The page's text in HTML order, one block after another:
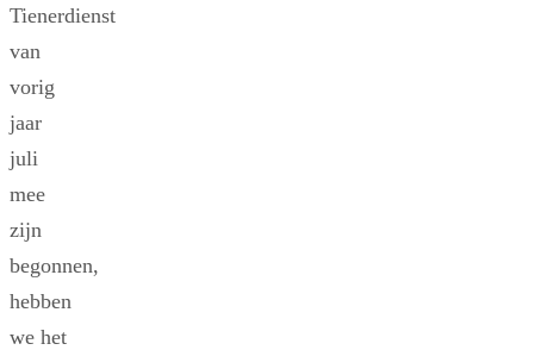
Tienerdienst
van
vorig
jaar
juli
mee
zijn
begonnen,
hebben
we het